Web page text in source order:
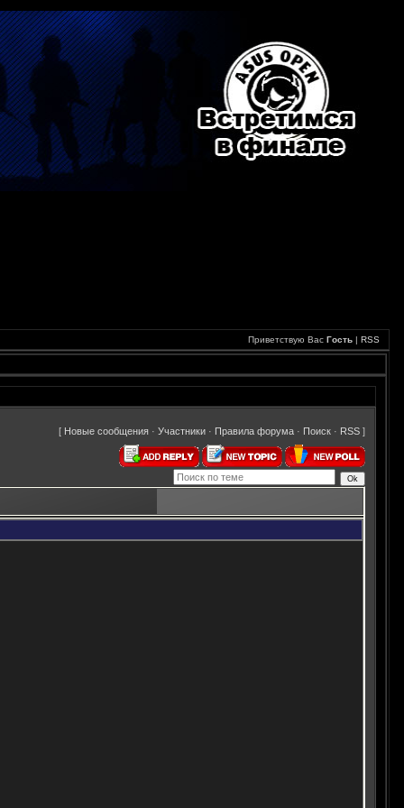
Приветствую Вас Гость | RSS
[ Новые сообщения · Участники · Правила форума · Поиск · RSS ]